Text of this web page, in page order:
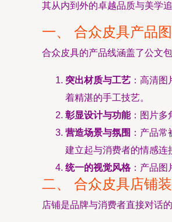
其从内到外的卓越品质与美学追
一、 合众皮具产品
合众皮具的产品线涵盖了公文
突出材质与工艺 ：高清
着精湛的手工技艺。
彰显设计与功能：图片多
营造场景与氛围 ：产品
建立起与消费者的情感连
统一的视觉风格：产品图
二、 合众皮具店铺
店铺是品牌与消费者直接对话